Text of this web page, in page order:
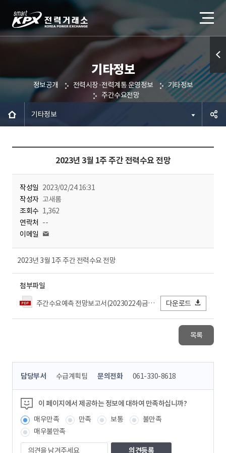
기타정보
정보공개 전력시장·전력계통 운영정보
기타정보
주간수요전망
기타정보
2023년 3월 1주 주간 전력수요 전망
작성일 2023/02/24 16:31
작성자 고새롬
조회수 1,362
연락처 --
이메일
2023년 3월 1주 주간 전력수요 전망
첨부파일
주간수요예측 전망보고서(20230224)금_결재.pdf
다운로드
목록
콘
츠
정
보
책
임
자
담당부서 수급계획팀 문의전화 061-330-8618
이 페이지에서 제공하는 정보에 대하여 만족하십니까?
매우만족
만족 보통
불만족
매우불만족
의
퀵메
뉴 열
기